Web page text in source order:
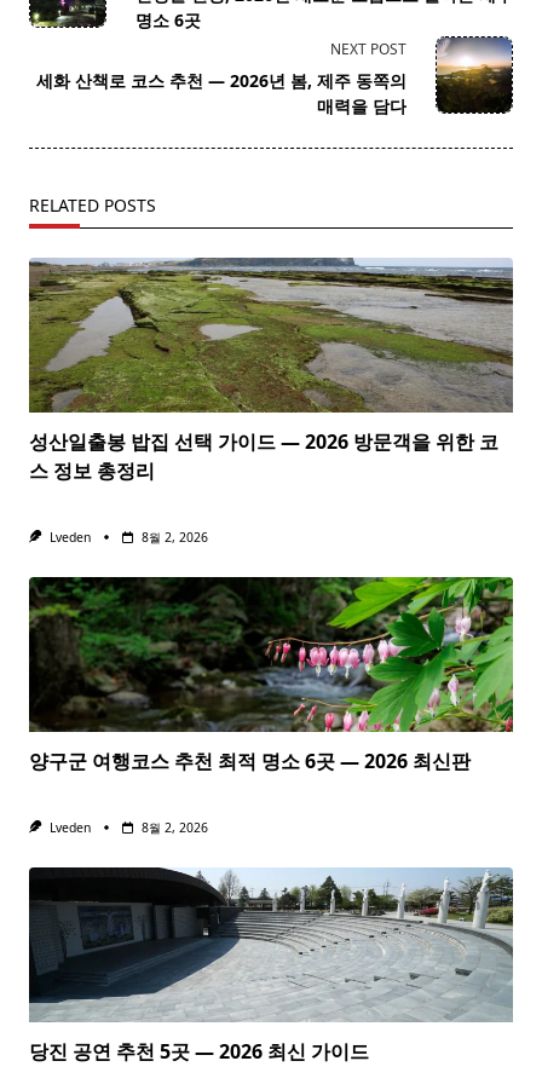
subtitle
reader-
명소 6곳
NEXT POST
세화 산책로 코스 추천 — 2026년 봄, 제주 동쪽의
매력을 담다
RELATED POSTS
성산일출봉 밥집 선택 가이드 — 2026 방문객을 위한 코
스 정보 총정리
Lveden 8월 2, 2026
양구군 여행코스 추천 최적 명소 6곳 — 2026 최신판
Lveden 8월 2, 2026
당진 공연 추천 5곳 — 2026 최신 가이드